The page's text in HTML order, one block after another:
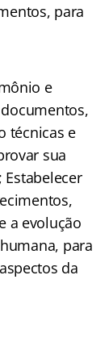
para
e
técnicas e
sua
a evolução
para
da